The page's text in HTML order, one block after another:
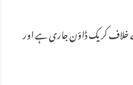
کریک ڈاؤن جاری ہے اور